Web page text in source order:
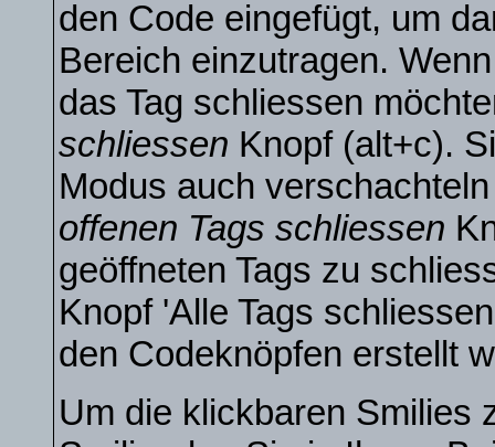
den Code eingefügt, um
Bereich einzutragen.
das Tag schliessen
schliessen Knopf (alt+c).
Modus auch
offenen Tags schliessen
geöffneten Tags zu
Knopf 'Alle Tags
den Codeknöpfen erstellt
Um die klickbaren Smilies